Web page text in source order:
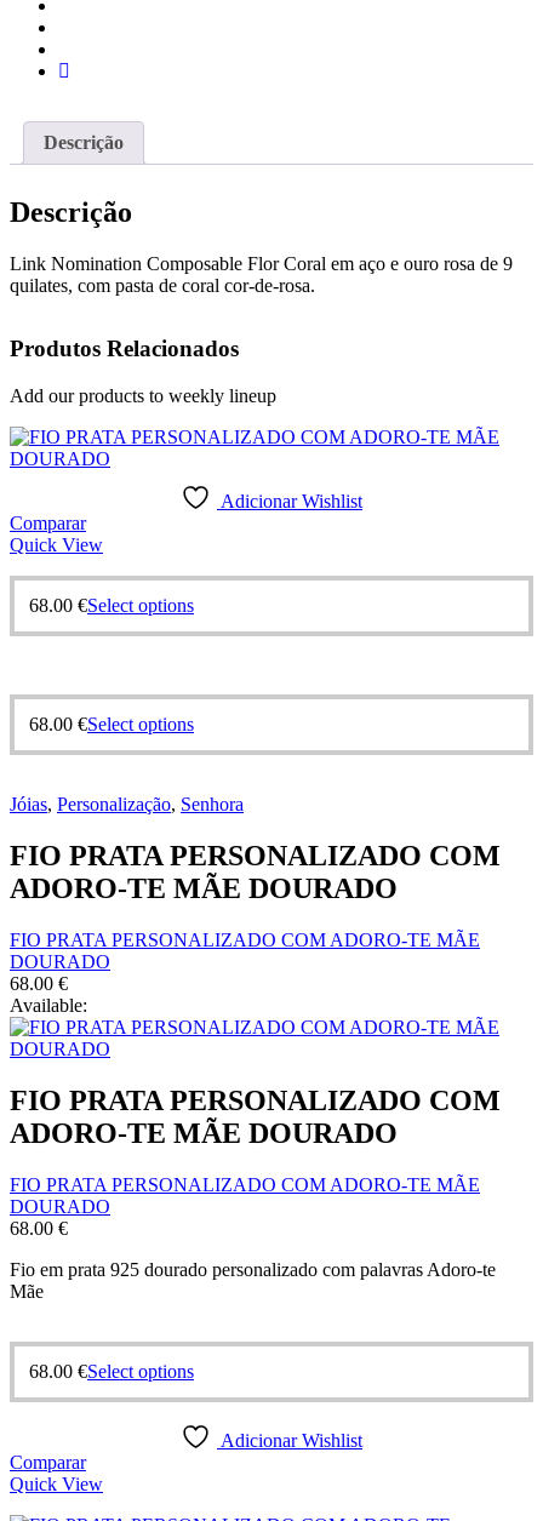
Descrição
Descrição
Link Nomination Composable Flor Coral em aço e ouro rosa de 9
quilates, com pasta de coral cor-de-rosa.
Produtos Relacionados
Add our products to weekly lineup
Adicionar Wishlist
Comparar
Quick View
68.00 €Select options
68.00 €Select options
Jóias, Personalização, Senhora
FIO PRATA PERSONALIZADO COM
ADORO-TE MÃE DOURADO
FIO PRATA PERSONALIZADO COM ADORO-TE MÃE
DOURADO
68.00 €
Available:
FIO PRATA PERSONALIZADO COM
ADORO-TE MÃE DOURADO
FIO PRATA PERSONALIZADO COM ADORO-TE MÃE
DOURADO
68.00 €
Fio em prata 925 dourado personalizado com palavras Adoro-te
Mãe
68.00 €Select options
Adicionar Wishlist
Comparar
Quick View